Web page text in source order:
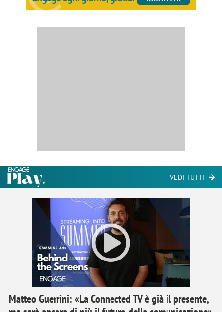
VEDI TUTTI
Matteo Guerrini: «La Connected TV è già il presente,